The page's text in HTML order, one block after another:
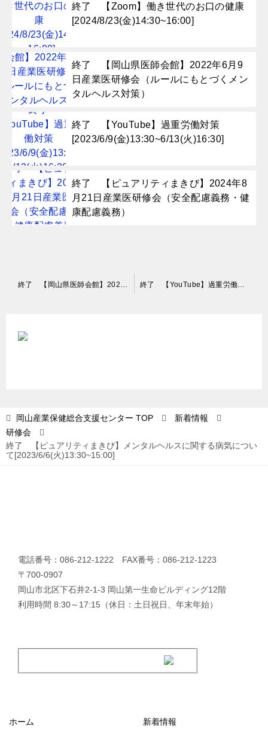
終了 【Zoom】働き世代のお口の健康
[2024/8/23(金)14:30~16:00]
終了 【岡山県医師会館】2022年6月9
日産業医研修会（ルールにもとづくメン
タルヘルス対策）
終了 【YouTube】過重労働対策
[2023/6/9(金)13:30~6/13(火)16:30]
終了 【ピュアリティまきび】2024年8
月21日産業医研修会（安全配慮義務・健
康配慮義務）
ョ
ン
岡山産業保健総合支援センター TOP
新着情報
研修会
終了 【ピュアリティまきび】メンタルヘルスに関する病気につい
て[2023/6/6(火)13:30~15:00]
電話番号：086-212-1222 FAX番号：086-212-1223
〒700-0907
岡山市北区下石井2-1-3 岡山第一生命ビルディング12階
利用時間 8:30～17:15（休日：土日祝日、年末年始）
ホーム 新着情報